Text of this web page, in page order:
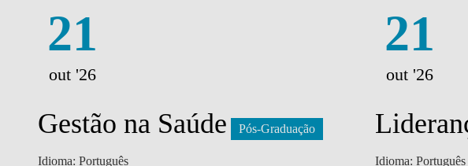
21
out '26
Gestão na Saúde Pós-Graduação
Idioma: Português
21
out '26
Idioma: Português